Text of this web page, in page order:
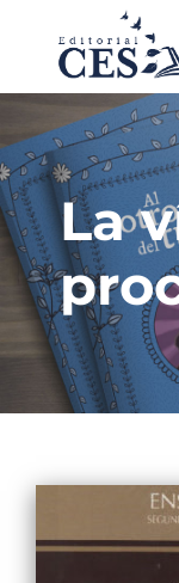
La